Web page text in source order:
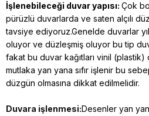
İşlenebileceği duvar yapısı: Çok
pürüzlü duvarlarda ve saten alçılı
tavsiye ediyoruz.Genelde duvarlar
oluyor ve düzleşmiş oluyor bu tip
fakat bu duvar kağıtları vinil
mutlaka yan yana sıfır işlenir bu
düzgün olmasına dikkat edilmelidir.
Duvara işlenmesi:Desenler yan